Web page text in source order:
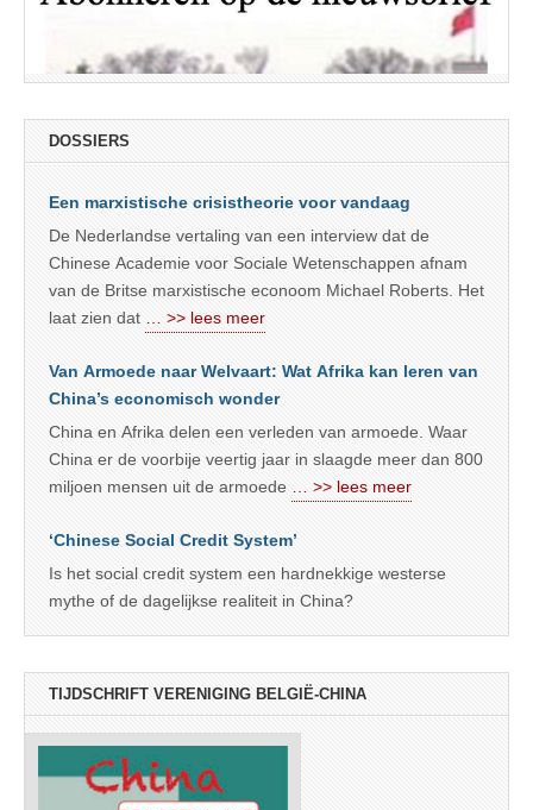
DOSSIERS
Een marxistische crisistheorie voor vandaag
De Nederlandse vertaling van een interview dat de
Chinese Academie voor Sociale Wetenschappen afnam
van de Britse marxistische econoom Michael Roberts. Het
laat zien dat … >> lees meer
Van Armoede naar Welvaart: Wat Afrika kan leren van
China’s economisch wonder
China en Afrika delen een verleden van armoede. Waar
China er de voorbije veertig jaar in slaagde meer dan 800
miljoen mensen uit de armoede … >> lees meer
‘Chinese Social Credit System’
Is het social credit system een hardnekkige westerse
mythe of de dagelijkse realiteit in China?
TIJDSCHRIFT VERENIGING BELGIË-CHINA